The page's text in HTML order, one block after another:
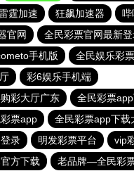
霆加速 狂飙加速器 哔
官网
全民彩票官网最新登
手机版
全民娱乐彩
彩6娱乐手机端
彩大厅广东
全民彩票
票app
全民彩票app下载
录
明发彩票平台
vip
方下载
老品牌—全民彩